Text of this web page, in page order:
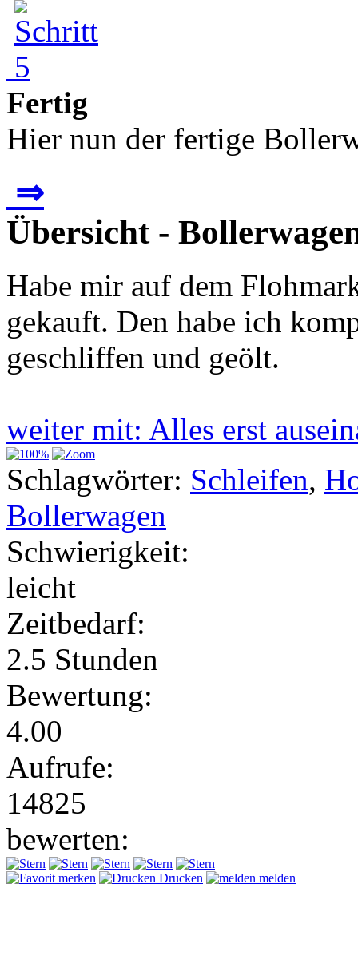
Fertig
Hier nun der fertige
⇒
Übersicht -
Habe mir auf dem
gekauft. Den habe ich
geschliffen und geölt.
weiter mit: Alles erst
Schlagwörter: Schleifen,
Bollerwagen
Schwierigkeit:
leicht
Zeitbedarf:
2.5 Stunden
Bewertung:
4.00
Aufrufe:
14825
bewerten:
merken Drucken melden